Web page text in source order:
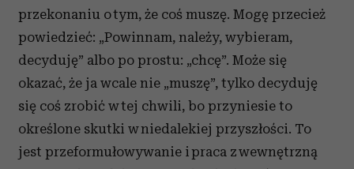
przekonaniu o tym, że coś muszę. Mogę przecież
powiedzieć: „Powinnam, należy, wybieram,
decyduję” albo po prostu: „chcę”. Może się
okazać, że ja wcale nie „muszę”, tylko decyduję
się coś zrobić w tej chwili, bo przyniesie to
określone skutki w niedalekiej przyszłości. To
jest przeformułowywanie i praca z wewnętrzną